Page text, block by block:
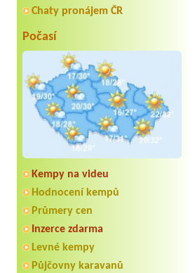
Chaty pronájem ČR
Počasí
Kempy na videu
Hodnocení kempů
Průmery cen
Inzerce zdarma
Levné kempy
Půjčovny karavanů